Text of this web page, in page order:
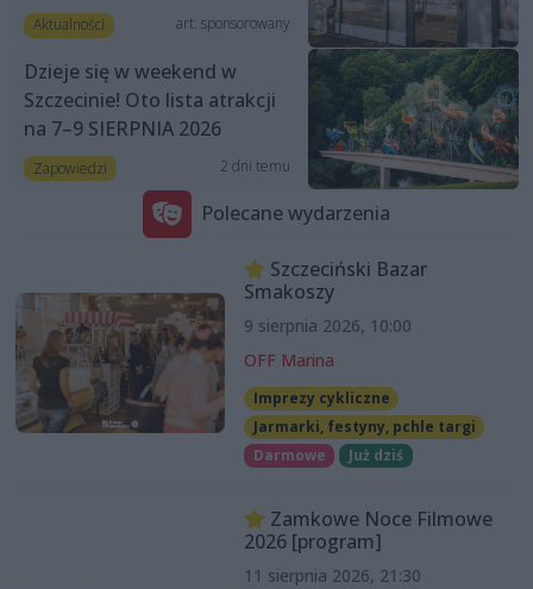
Aktualności art. sponsorowany
Dzieje się w weekend w
Szczecinie! Oto lista atrakcji
na 7–9 SIERPNIA 2026
Zapowiedzi 2 dni temu
Polecane wydarzenia
Szczeciński Bazar
Smakoszy
9 sierpnia 2026, 10:00
OFF Marina
Imprezy cykliczne
Jarmarki, festyny, pchle targi
Darmowe
Już dziś
Zamkowe Noce Filmowe
2026 [program]
11 sierpnia 2026, 21:30